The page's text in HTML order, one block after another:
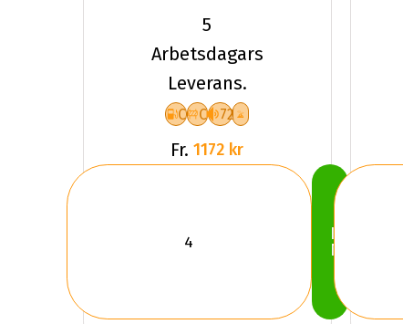
PT565
MULTI
ACTION
XL
5
Arbetsdagars
Leverans.
C C 72
Fr. 1172 kr
Köp
Nu